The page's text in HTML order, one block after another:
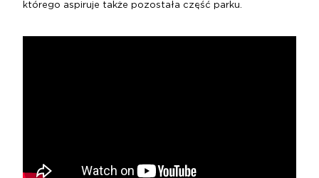
którego aspiruje także pozostała część parku.